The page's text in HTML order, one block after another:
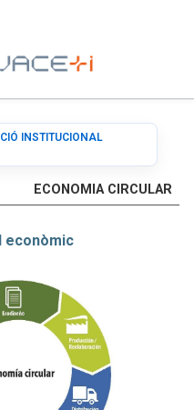
INSTITUCIONAL
ECONOMIA CIRCULAR
econòmic